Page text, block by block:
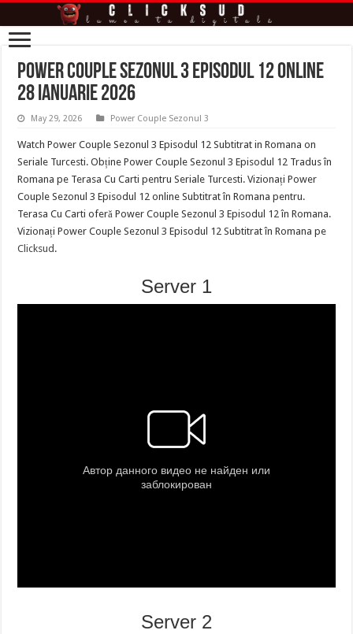
Power Couple Sezonul 3 Episodul 12 Online
28 ianuarie 2026
May 29, 2026 Power Couple Sezonul 3
Watch Power Couple Sezonul 3 Episodul 12 Subtitrat in Romana on
Seriale Turcesti. Obține Power Couple Sezonul 3 Episodul 12 Tradus în
Romana pe Terasa Cu Carti pentru Seriale Turcesti. Vizionați Power
Couple Sezonul 3 Episodul 12 online Subtitrat în Romana pentru.
Terasa Cu Carti oferă Power Couple Sezonul 3 Episodul 12 în Romana.
Vizionați Power Couple Sezonul 3 Episodul 12 Subtitrat în Romana pe
Clicksud .
Server 1
Server 2